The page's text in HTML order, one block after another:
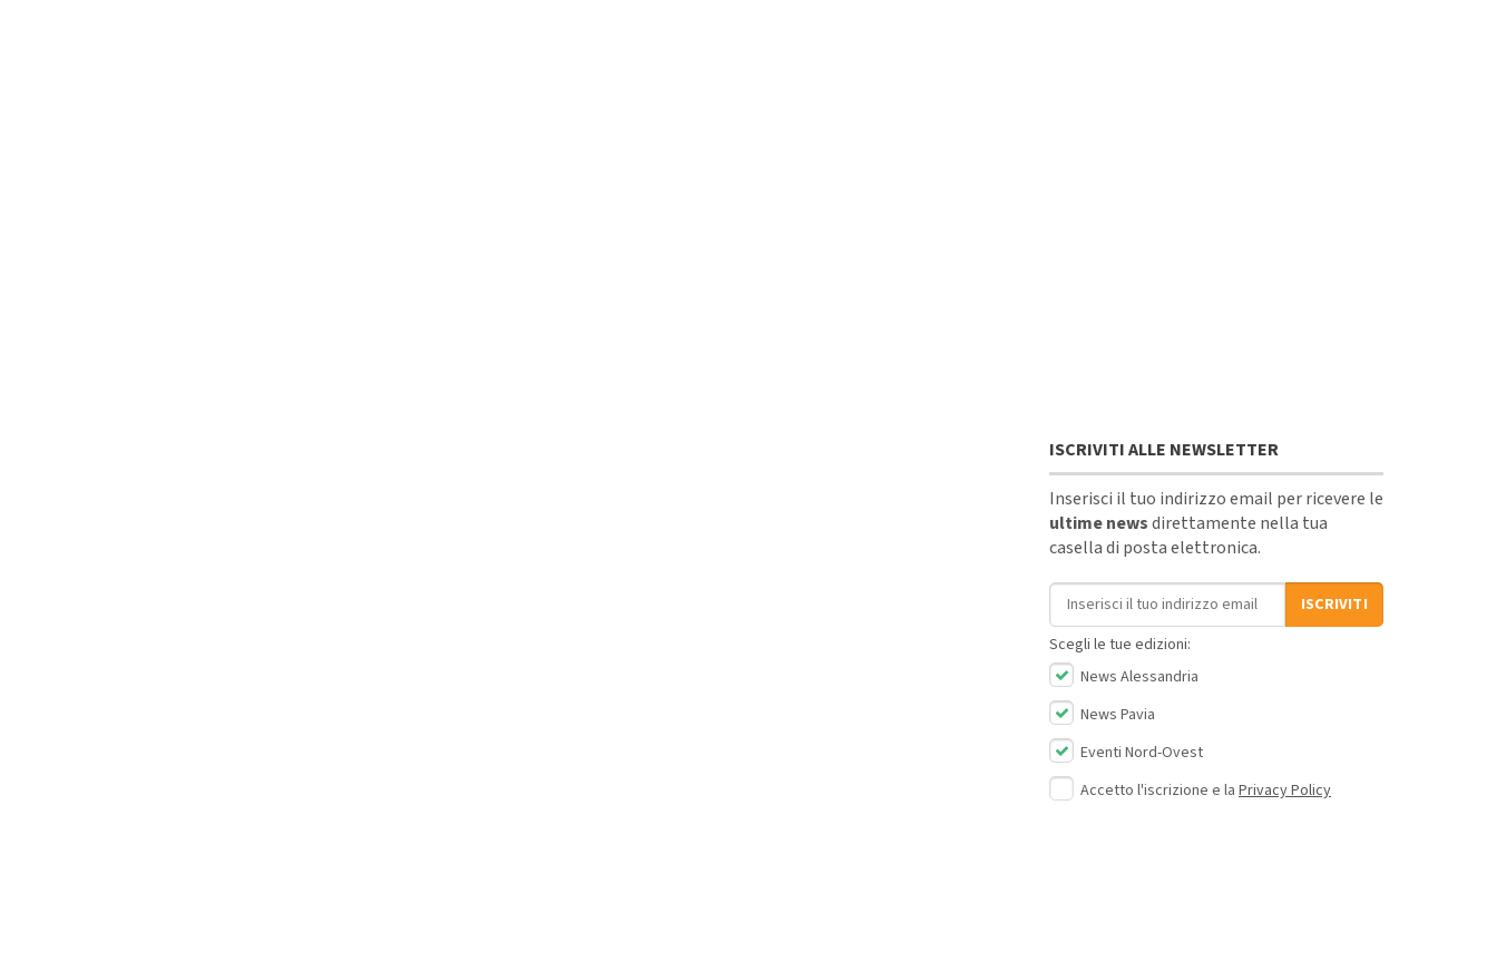
ISCRIVITI ALLE NEWSLETTER
Inserisci il tuo indirizzo email per ricevere le
ultime newsdirettamente nella tua
casella di posta elettronica.
Indirizzo email
ISCRIVITI
Scegli le tue edizioni:
News Alessandria
News Pavia
Eventi Nord-Ovest
Accetto l'iscrizione e la Privacy Policy